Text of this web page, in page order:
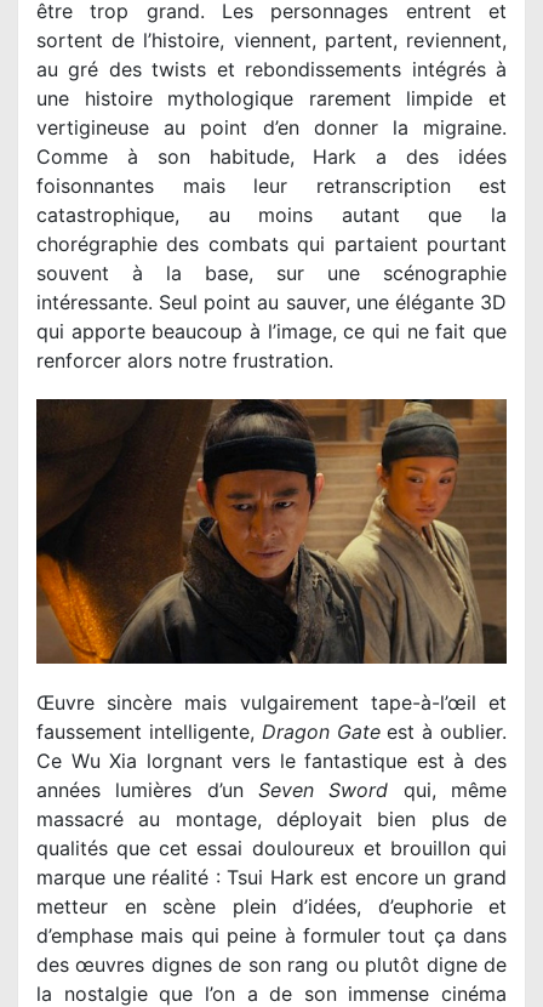
être trop grand. Les personnages entrent et
sortent de l’histoire, viennent, partent, reviennent,
au gré des twists et rebondissements intégrés à
une histoire mythologique rarement limpide et
vertigineuse au point d’en donner la migraine.
Comme à son habitude, Hark a des idées
foisonnantes mais leur retranscription est
catastrophique, au moins autant que la
chorégraphie des combats qui partaient pourtant
souvent à la base, sur une scénographie
intéressante. Seul point au sauver, une élégante 3D
qui apporte beaucoup à l’image, ce qui ne fait que
renforcer alors notre frustration.
Œuvre sincère mais vulgairement tape-à-l’œil et
faussement intelligente, Dragon Gateest à oublier.
Ce Wu Xia lorgnant vers le fantastique est à des
années lumières d’un Seven Sword qui, même
massacré au montage, déployait bien plus de
qualités que cet essai douloureux et brouillon qui
marque une réalité : Tsui Hark est encore un grand
metteur en scène plein d’idées, d’euphorie et
d’emphase mais qui peine à formuler tout ça dans
des œuvres dignes de son rang ou plutôt digne de
la nostalgie que l’on a de son immense cinéma